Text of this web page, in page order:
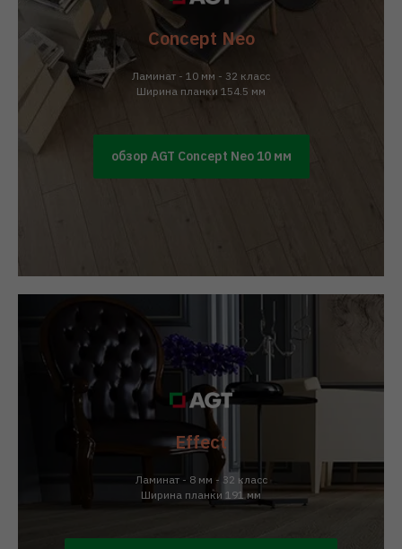
Concept Neo
Ламинат - 10 мм - 32 класс
Ширина планки 154.5 мм
обзор AGT Concept Neo 10 мм
Effect
Ламинат - 8 мм - 32 класс
Ширина планки 191 мм